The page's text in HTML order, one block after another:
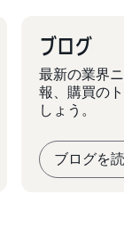
ブログ
最新の業界
報、購買の
しょう。
ブログを